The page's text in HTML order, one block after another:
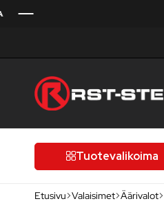
laatutietoiselle
autoilijalleTuotevalikoima
Etusivu Valaisimet Äärivalot